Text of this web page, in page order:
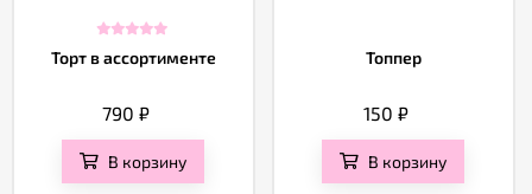
Торт в ассортименте
790₽
В корзину
Топпер
150₽
В корзину